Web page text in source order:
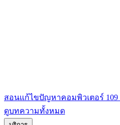
สอนแก้ไขปัญหาคอมพิวเตอร์ 109
ดูบทความทั้งหมด